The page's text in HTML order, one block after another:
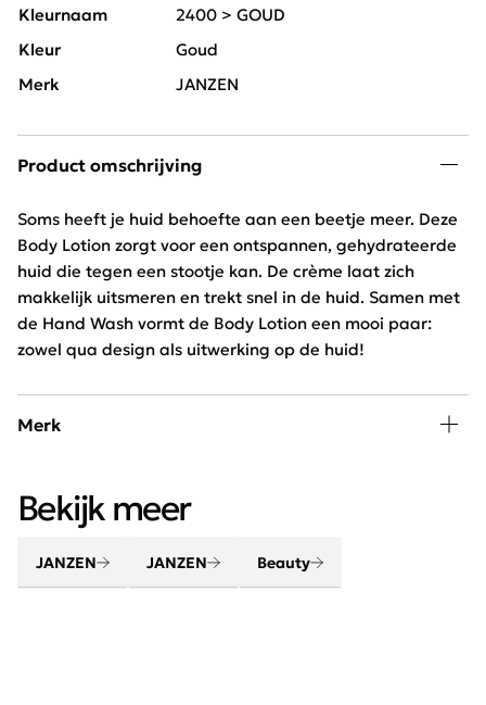
Kleurnaam
2400 > GOUD
Kleur
Goud
Merk
JANZEN
Product omschrijving
Soms heeft je huid behoefte aan een beetje meer. Deze
Body Lotion zorgt voor een ontspannen, gehydrateerde
huid die tegen een stootje kan. De crème laat zich
makkelijk uitsmeren en trekt snel in de huid. Samen met
de Hand Wash vormt de Body Lotion een mooi paar:
zowel qua design als uitwerking op de huid!
Merk
producten van JANZEN. Maak van je huis een thuis met
jouw favoriete huisparfum. Creëer een gevoel van
thuiskomen.
Bekijk meer
JANZEN JANZEN Beauty